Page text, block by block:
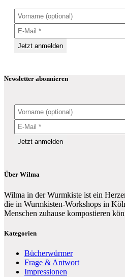
Newsletter abonnieren
Über Wilma
Wilma in der Wurmkiste ist ein
die in Wurmkisten-Workshops in
Menschen zuhause kompostieren
Kategorien
Bücherwürmer
Frage & Antwort
Impressionen